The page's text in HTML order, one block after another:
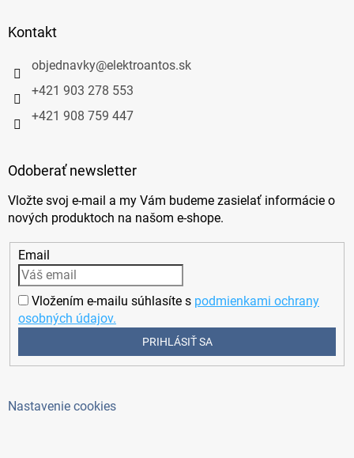
Kontakt
objednavky@elektroantos.sk
+421 903 278 553
+421 908 759 447
Odoberať newsletter
Vložte svoj e-mail a my Vám budeme zasielať informácie o
nových produktoch na našom e-shope.
Email
Vložením e-mailu súhlasíte s podmienkami ochrany
osobných údajov.
PRIHLÁSIŤ SA
Nastavenie cookies